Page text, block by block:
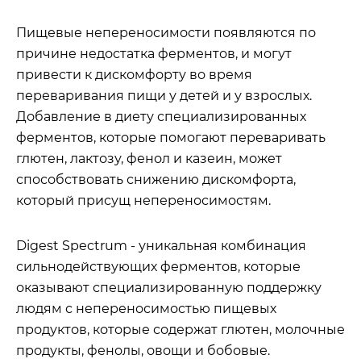
Пищевые непереносимости появляются по
причине недостатка ферментов, и могут
привести к дискомфорту во время
переваривания пищи у детей и у взрослых.
Добавление в диету специализированных
ферментов, которые помогают переваривать
глютен, лактозу, фенол и казеин, может
способствовать снижению дискомфорта,
который присущ непереносимостям.
Digest Spectrum - уникальная комбинация
сильнодействующих ферментов, которые
оказывают специализированную поддержку
людям с непереносимостью пищевых
продуктов, которые содержат глютен, молочные
продукты, фенолы, овощи и бобовые.